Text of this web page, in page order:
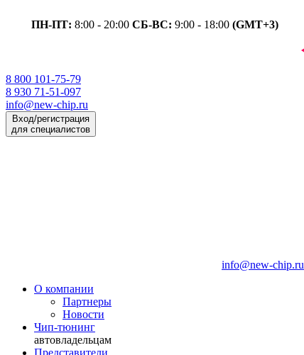
ПН-ПТ: 8:00 - 20:00 СБ-ВС: 9:00 - 18:00 (GMT+3)
8 800 101-75-79
8 930 71-51-097
info@new-chip.ru
Вход/регистрация
для специалистов
info@new-chip.ru
О компании
Партнеры
Новости
Чип-тюнинг
автовладельцам
Представители